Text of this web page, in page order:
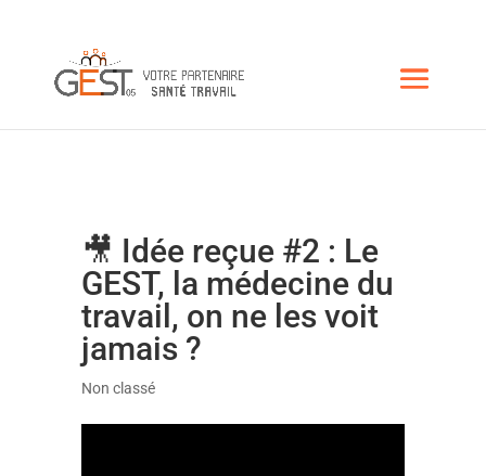
🎥 Idée reçue #2 : Le
GEST, la médecine du
travail, on ne les voit
jamais ?
Non classé